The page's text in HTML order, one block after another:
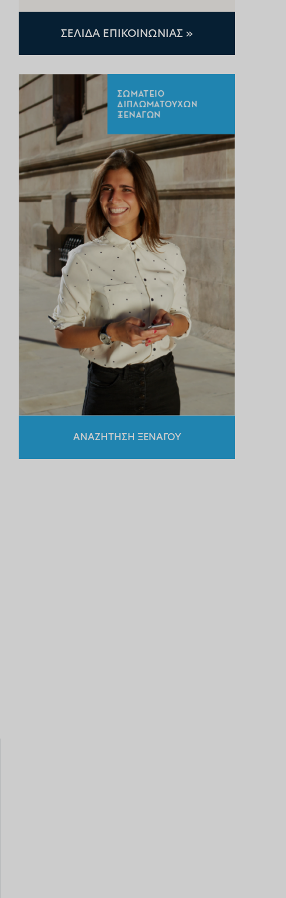
ΣΕΛΙΔΑ ΕΠΙΚΟΙΝΩΝΙΑΣ »
ΑΝΑΖΗΤΗΣΗ ΞΕΝΑΓΟΥ